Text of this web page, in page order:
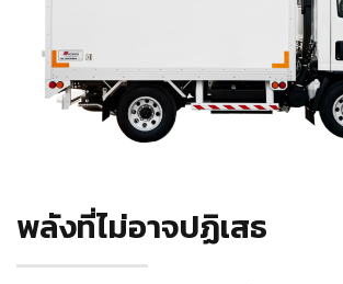
พลังที่ไม่อาจปฏิเสธ